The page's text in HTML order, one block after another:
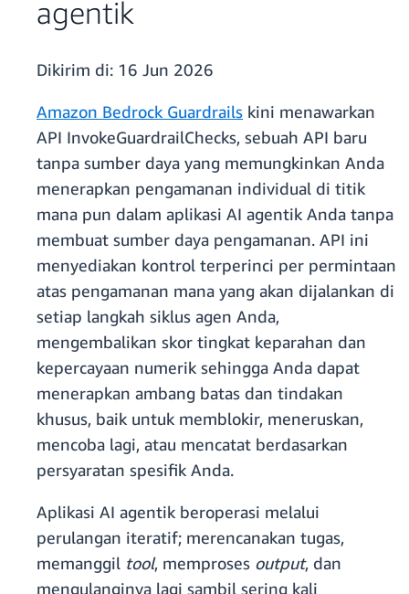
agentik
Dikirim di: 16 Jun 2026
Amazon Bedrock Guardrails kini menawarkan
API InvokeGuardrailChecks, sebuah API baru
tanpa sumber daya yang memungkinkan Anda
menerapkan pengamanan individual di titik
mana pun dalam aplikasi AI agentik Anda tanpa
membuat sumber daya pengamanan. API ini
menyediakan kontrol terperinci per permintaan
atas pengamanan mana yang akan dijalankan di
setiap langkah siklus agen Anda,
mengembalikan skor tingkat keparahan dan
kepercayaan numerik sehingga Anda dapat
menerapkan ambang batas dan tindakan
khusus, baik untuk memblokir, meneruskan,
mencoba lagi, atau mencatat berdasarkan
persyaratan spesifik Anda.
Aplikasi AI agentik beroperasi melalui
perulangan iteratif; merencanakan tugas,
memanggil tool, memproses output, dan
mengulanginya lagi sambil sering kali